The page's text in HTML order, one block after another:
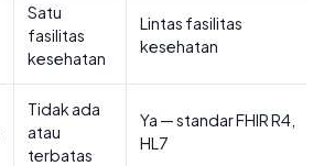
Satu
fasilitas
kesehatan
Lintas fasilitas
kesehatan
Tidak ada
atau
terbatas
Ya — standar FHIR R4,
HL7